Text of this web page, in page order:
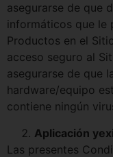
asegurarse de que
informáticos que le
Productos en el
acceso seguro al
asegurarse de que
hardware/equipo
contiene ningún
Aplicación y
Las presentes